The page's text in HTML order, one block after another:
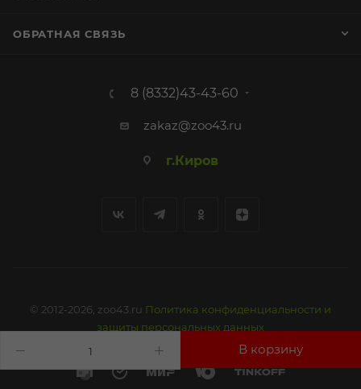
ОБРАТНАЯ СВЯЗЬ
8 (8332)43-43-60
zakaz@zoo43.ru
г.Киров
© 2012-2026, zoo43.ru Политика конфиденциальности и
защиты персональных данных